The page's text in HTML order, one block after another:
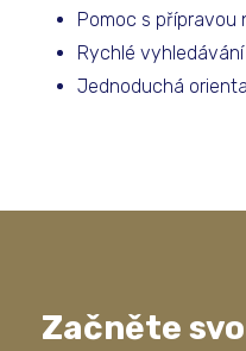
Pomoc s přípravou
Rychlé
Jednoduchá
Začněte